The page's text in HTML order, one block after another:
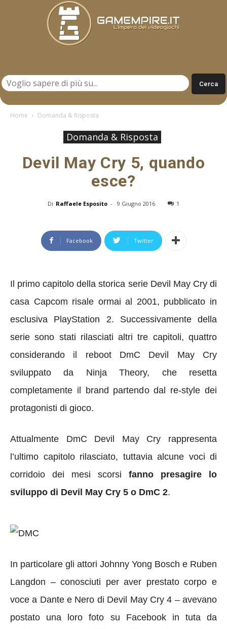
Home Domanda & Risposta
Domanda & Risposta
Devil May Cry 5, quando
esce?
Di Raffaele Esposito - 9 Giugno 2016 1
Facebook Twitter
Il primo capitolo della storica serie Devil May Cry di
casa Capcom risale ormai al 2001, pubblicato in
esclusiva PlayStation 2. Successivamente della
serie sono stati rilasciati altri tre capitoli, quattro
considerando il reboot DmC Devil May Cry
sviluppato da Ninja Theory, che resetta
completamente il brand partendo dal re-style dei
protagonisti di gioco.
Attualmente DmC Devil May Cry rappresenta
l’ultimo capitolo rilasciato, tuttavia alcune voci di
corridoio dei mesi scorsi fanno presagire lo
sviluppo di Devil May Cry 5 o DmC 2.
In particolare gli attori Johnny Yong Bosch e Ruben
Langdon – conosciuti per aver prestato corpo e
voce a Dante e Nero di Devil May Cry 4 – avevano
postato una loro foto su Facebook in tuta da